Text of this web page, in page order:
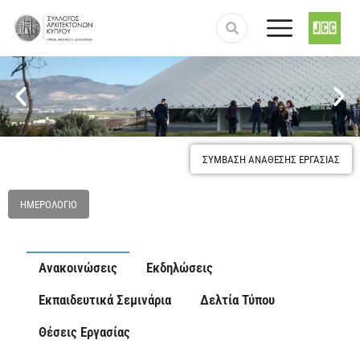
Προστασία και κατοχύρωση του επαγγέλματος του
ΑρχιτέκτοναΣΥΜΒΑΣΗ ΑΝΑΘΕΣΗΣ ΕΡΓΑΣΙΑΣ
ΗΜΕΡΟΛΌΓΙΟ
Ανακοινώσεις
Εκδηλώσεις
Εκπαιδευτικά Σεμινάρια
Δελτία Τύπου
Θέσεις Εργασίας